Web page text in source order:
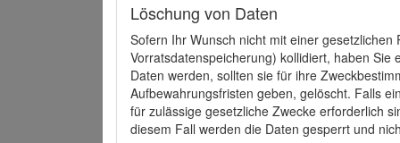
Löschung von Daten
Sofern Ihr Wunsch nicht mit einer
Vorratsdatenspeicherung) kollidiert, haben
Daten werden, sollten sie für ihre
Aufbewahrungsfristen geben, gelöscht. Falls
für zulässige gesetzliche Zwecke erforderlich
diesem Fall werden die Daten gesperrt und